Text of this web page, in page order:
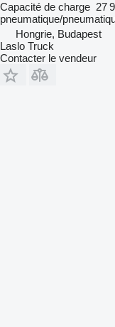
Capacité de charge 27
pneumatique/
Hongrie, Budapest
Laslo Truck
Contacter le vendeur